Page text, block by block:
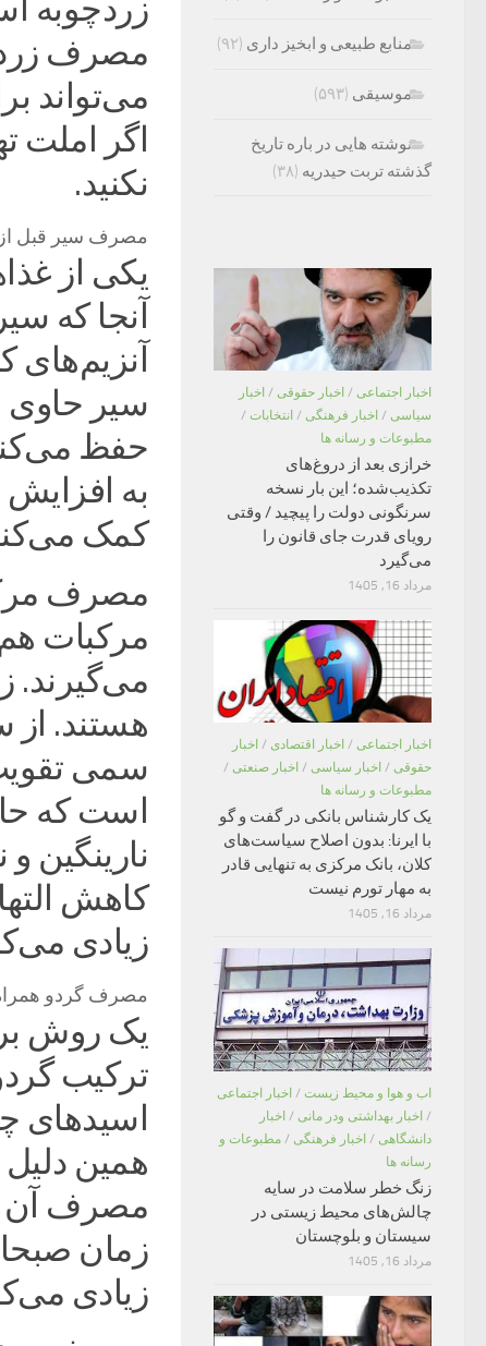
زردچوبه
مصرف
می‌تواند
اگر املت
نکنید.
مصرف سیر قبل از
یکی از
آنجا که
سیر حاوی
حفظ
به
کمک
مصرف
مرکبات
هستند. از
سمی
است که
نارینگین
کاهش
زیادی
مصرف گردو همراه
یک روش
ترکیب
همین
مصرف آن
زمان
زیادی
منابع طبیعی و ابخیز داری (۹۲)
موسیقی (۵۹۳)
نوشته هایی در باره تاریخ
گذشته تربت حیدریه (۳۸)
اخبار اجتماعی / اخبار حقوقی / اخبار
سیاسی / اخبار فرهنگی / انتخابات /
مطبوعات و رسانه ها
خرازی بعد از دروغ‌های
تکذیب‌شده؛ این بار نسخه
سرنگونی دولت را پیچید / وقتی
رویای قدرت جای قانون را
می‌گیرد
مرداد 16, 1405
اخبار اجتماعی / اخبار اقتصادی / اخبار
حقوقی / اخبار سیاسی / اخبار صنعتی /
مطبوعات و رسانه ها
یک کارشناس بانکی در گفت و گو
با ایرنا: بدون اصلاح سیاست‌های
کلان، بانک مرکزی به تنهایی قادر
به مهار تورم نیست
مرداد 16, 1405
اب و هوا و محیط زیست / اخبار اجتماعی
/ اخبار بهداشتی ودر مانی / اخبار
دانشگاهی / اخبار فرهنگی / مطبوعات و
رسانه ها
زنگ خطر سلامت در سایه
چالش‌های محیط زیستی در
سیستان و بلوچستان
مرداد 16, 1405